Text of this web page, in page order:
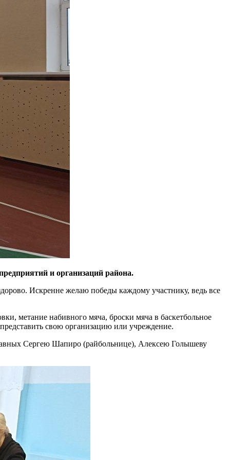
и организаций района.
Искренне желаю победы каждому участнику, ведь все
метание набивного мяча, броски мяча в баскетбольное
свою организацию или учреждение.
Сергею Шапиро (райбольнице), Алексею Голышеву